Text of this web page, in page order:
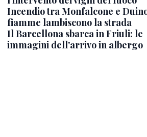
Incendio tra Monfalcone e
fiamme lambiscono la strada
Il Barcellona sbarca in Friuli: le
immagini dell'arrivo in albergo